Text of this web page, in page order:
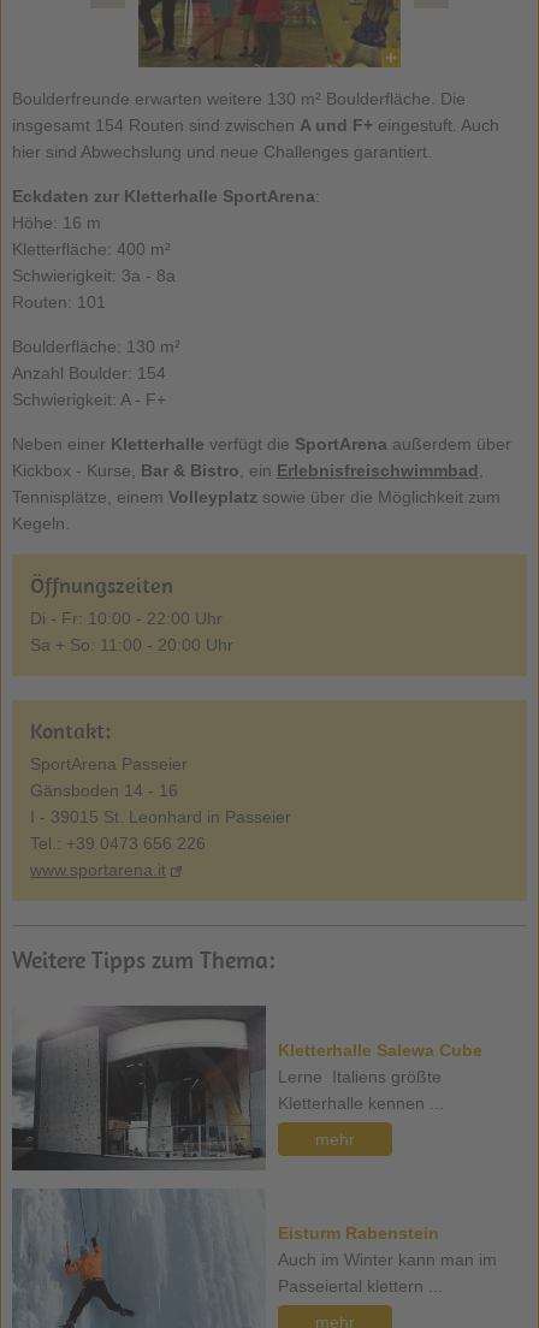
Boulderfreunde erwarten weitere 130 m² Boulderfläche. Die
insgesamt 154 Routen sind zwischen A und F+eingestuft. Auch
hier sind Abwechslung und neue Challenges garantiert.
Eckdaten zur Kletterhalle SportArena:
Höhe: 16 m
Kletterfläche: 400 m²
Schwierigkeit: 3a - 8a
Routen: 101
Boulderfläche: 130 m²
Anzahl Boulder: 154
Schwierigkeit: A - F+
Neben einer Kletterhalle verfügt die SportArena außerdem über
Kickbox - Kurse, Bar & Bistro , ein Erlebnisfreischwimmbad
Tennisplätze, einem Volleyplatz sowie über die Möglichkeit zum
Kegeln.
Öffnungszeiten
Di - Fr: 10:00 - 22:00 Uhr
Sa + So: 11:00 - 20:00 Uhr
Kontakt:
SportArena Passeier
Gänsboden 14 - 16
I - 39015 St. Leonhard in Passeier
Tel.: +39 0473 656 226
www.sportarena.it
Weitere Tipps zum Thema:
Kletterhalle Salewa Cube
Lerne Italiens größte
Kletterhalle kennen ...
mehr
Eisturm Rabenstein
Auch im Winter kann man im
Passeiertal klettern ...
mehr